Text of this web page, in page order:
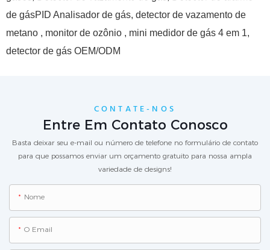
de gásPID Analisador de gás, detector de vazamento de
metano , monitor de ozônio , mini medidor de gás 4 em 1,
detector de gás OEM/ODM
CONTATE-NOS
Entre Em Contato Conosco
Basta deixar seu e-mail ou número de telefone no formulário de contato
para que possamos enviar um orçamento gratuito para nossa ampla
variedade de designs!
Nome
O Email